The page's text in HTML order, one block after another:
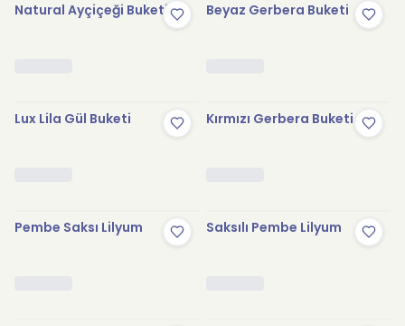
Natural Ayçiçeği Buketi Beyaz Gerbera Buketi
Lux Lila Gül Buketi Kırmızı Gerbera Buketi
Pembe Saksı Lilyum Saksılı Pembe Lilyum